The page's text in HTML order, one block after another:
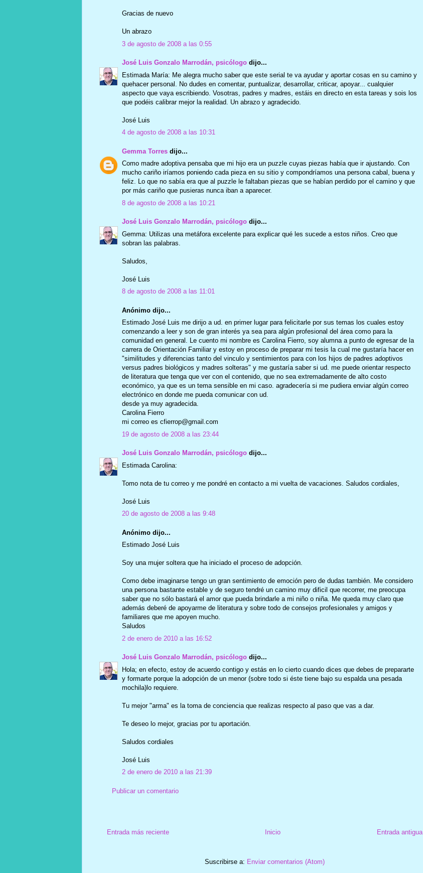
Gracias de nuevo
Un abrazo
3 de agosto de 2008 a las 0:55
José Luis Gonzalo Marrodán, psicólogodijo...
Estimada María: Me alegra mucho saber que este serial te va ayudar y aportar cosas en su camino y
quehacer personal. No dudes en comentar, puntualizar, desarrollar, criticar, apoyar... cualquier
aspecto que vaya escribiendo. Vosotras, padres y madres, estáis en directo en esta tareas y sois los
que podéis calibrar mejor la realidad. Un abrazo y agradecido.
José Luis
4 de agosto de 2008 a las 10:31
Gemma Torresdijo...
Como madre adoptiva pensaba que mi hijo era un puzzle cuyas piezas había que ir ajustando. Con
mucho cariño iríamos poniendo cada pieza en su sitio y compondríamos una persona cabal, buena y
feliz. Lo que no sabía era que al puzzle le faltaban piezas que se habían perdido por el camino y que
por más cariño que pusieras nunca iban a aparecer.
8 de agosto de 2008 a las 10:21
José Luis Gonzalo Marrodán, psicólogodijo...
Gemma: Utilizas una metáfora excelente para explicar qué les sucede a estos niños. Creo que
sobran las palabras.
Saludos,
José Luis
8 de agosto de 2008 a las 11:01
Anónimo dijo...
Estimado José Luis me dirijo a ud. en primer lugar para felicitarle por sus temas los cuales estoy
comenzando a leer y son de gran interés ya sea para algún profesional del área como para la
comunidad en general. Le cuento mi nombre es Carolina Fierro, soy alumna a punto de egresar de la
carrera de Orientación Familiar y estoy en proceso de preparar mi tesis la cual me gustaría hacer en
"similitudes y diferencias tanto del vinculo y sentimientos para con los hijos de padres adoptivos
versus padres biológicos y madres solteras" y me gustaría saber si ud. me puede orientar respecto
de literatura que tenga que ver con el contenido, que no sea extremadamente de alto costo
económico, ya que es un tema sensible en mi caso. agradecería si me pudiera enviar algún correo
electrónico en donde me pueda comunicar con ud.
desde ya muy agradecida.
Carolina Fierro
mi correo es cfierrop@gmail.com
19 de agosto de 2008 a las 23:44
José Luis Gonzalo Marrodán, psicólogodijo...
Estimada Carolina:
Tomo nota de tu correo y me pondré en contacto a mi vuelta de vacaciones. Saludos cordiales,
José Luis
20 de agosto de 2008 a las 9:48
Anónimo dijo...
Estimado José Luis
Soy una mujer soltera que ha iniciado el proceso de adopción.
Como debe imaginarse tengo un gran sentimiento de emoción pero de dudas también. Me considero
una persona bastante estable y de seguro tendré un camino muy dificil que recorrer, me preocupa
saber que no sólo bastará el amor que pueda brindarle a mi niño o niña. Me queda muy claro que
además deberé de apoyarme de literatura y sobre todo de consejos profesionales y amigos y
familiares que me apoyen mucho.
Saludos
2 de enero de 2010 a las 16:52
José Luis Gonzalo Marrodán, psicólogodijo...
Hola; en efecto, estoy de acuerdo contigo y estás en lo cierto cuando dices que debes de prepararte
y formarte porque la adopción de un menor (sobre todo si éste tiene bajo su espalda una pesada
mochila)lo requiere.
Tu mejor "arma" es la toma de conciencia que realizas respecto al paso que vas a dar.
Te deseo lo mejor, gracias por tu aportación.
Saludos cordiales
José Luis
2 de enero de 2010 a las 21:39
Publicar un comentario
Entrada más reciente Entrada antigua
Inicio
Suscribirse a: Enviar comentarios (Atom)